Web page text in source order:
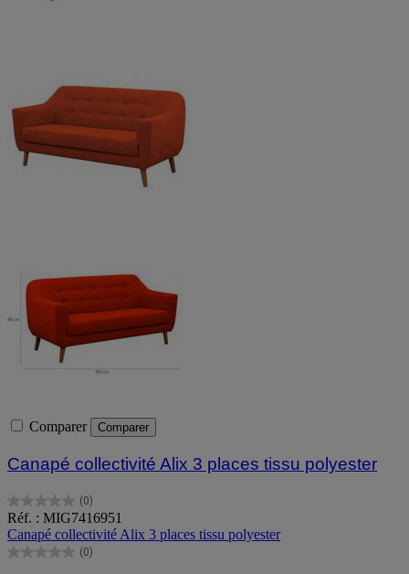
Comparer Comparer
Canapé collectivité Alix 3 places tissu polyester
(0)
0.0
sur
5
étoiles.
Réf. : MIG7416951
Canapé collectivité Alix 3 places tissu polyester
(0)
0.0